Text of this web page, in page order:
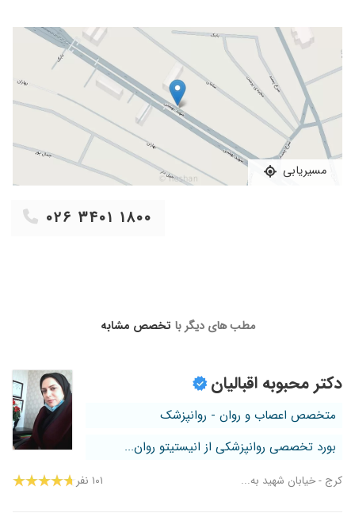
مسیریابی
۰۲۶ ۳۴۰۱ ۱۸۰۰
مطب های دیگر با تخصص مشابه
دکتر محبوبه اقبالیان
متخصص اعصاب و روان - روانپزشک
بورد تخصصی روانپزشکی از انیستیتو روان...
کرج - خیابان شهید به... ۱۰۱ نفر